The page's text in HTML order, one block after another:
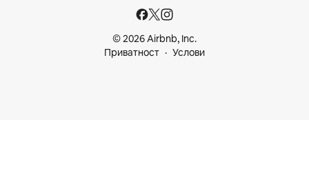
© 2026 Airbnb, Inc.
Приватност
Услови